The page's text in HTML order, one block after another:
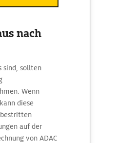
nach
sind, sollten
Wenn
diese
auf der
von ADAC